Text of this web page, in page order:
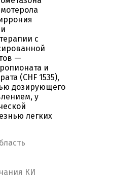
с
—
и
(CHF 1535),
дозирующего
у
легких
КИ